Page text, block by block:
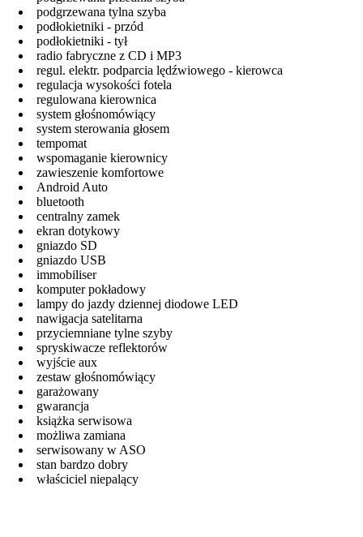
podgrzewana tylna szyba
podłokietniki - przód
podłokietniki - tył
radio fabryczne z CD i MP3
regul. elektr. podparcia lędźwiowego - kierowca
regulacja wysokości fotela
regulowana kierownica
system głośnomówiący
system sterowania głosem
tempomat
wspomaganie kierownicy
zawieszenie komfortowe
Android Auto
bluetooth
centralny zamek
ekran dotykowy
gniazdo SD
gniazdo USB
immobiliser
komputer pokładowy
lampy do jazdy dziennej diodowe LED
nawigacja satelitarna
przyciemniane tylne szyby
spryskiwacze reflektorów
wyjście aux
zestaw głośnomówiący
garażowany
gwarancja
książka serwisowa
możliwa zamiana
serwisowany w ASO
stan bardzo dobry
właściciel niepalący